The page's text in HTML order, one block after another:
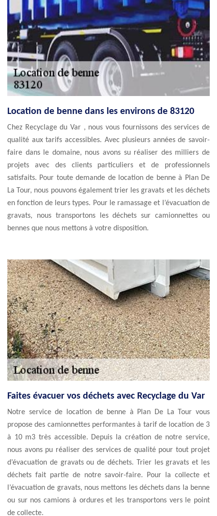
Location de benne dans les environs de 83120
Chez Recyclage du Var , nous vous fournissons des services de
qualité aux tarifs accessibles. Avec plusieurs années de savoir-
faire dans le domaine, nous avons su réaliser des milliers de
projets avec des clients particuliers et de professionnels
satisfaits. Pour toute demande de location de benne à Plan De
La Tour, nous pouvons également trier les gravats et les déchets
en fonction de leurs types. Pour le ramassage et l’évacuation de
gravats, nous transportons les déchets sur camionnettes ou
bennes que nous mettons à votre disposition.
Faites évacuer vos déchets avec Recyclage du Var
Notre service de location de benne à Plan De La Tour vous
propose des camionnettes performantes à tarif de location de 3
à 10 m3 très accessible. Depuis la création de notre service,
nous avons pu réaliser des services de qualité pour tout projet
d’évacuation de gravats ou de déchets. Trier les gravats et les
déchets fait partie de notre savoir-faire. Pour la collecte et
l’évacuation de gravats, nous mettons les déchets dans la benne
ou sur nos camions à ordures et les transportons vers le point
de collecte.